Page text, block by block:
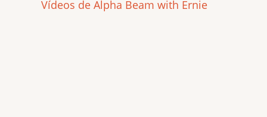
Vídeos de Alpha Beam with Ernie